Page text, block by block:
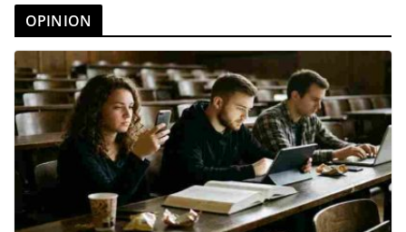
OPINION